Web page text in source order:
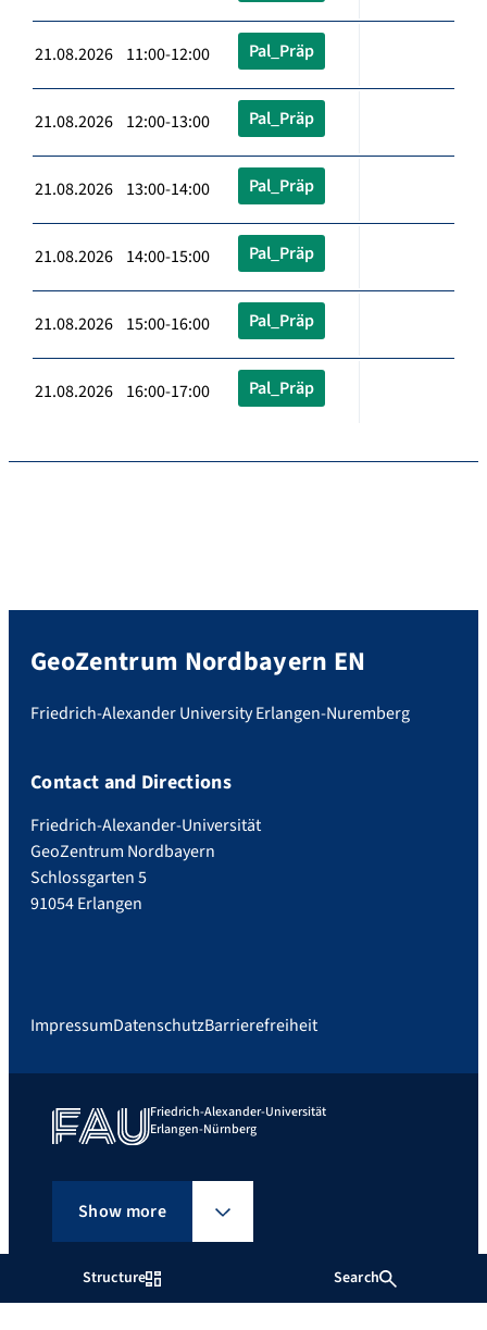
Structure Search
21.08.2026 11:00-12:00 Pal_Präp
21.08.2026 12:00-13:00 Pal_Präp
21.08.2026 13:00-14:00 Pal_Präp
21.08.2026 14:00-15:00 Pal_Präp
21.08.2026 15:00-16:00 Pal_Präp
21.08.2026 16:00-17:00 Pal_Präp
GeoZentrum Nordbayern EN
Friedrich-Alexander University Erlangen-Nuremberg
Contact and Directions
Friedrich-Alexander-Universität
GeoZentrum Nordbayern
Schlossgarten 5
91054 Erlangen
ImpressumDatenschutzBarrierefreiheit
Friedrich-Alexander-Universität
Erlangen-Nürnberg
Show more